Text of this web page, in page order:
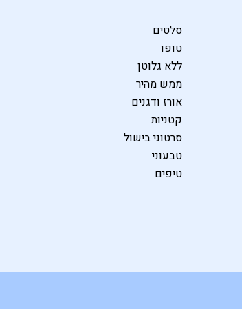
סלטים
טופו
ללא גלוטן
ממש מהיר
אורז ודגנים
קטניות
סרטוני בישול
טבעוני
טיפים